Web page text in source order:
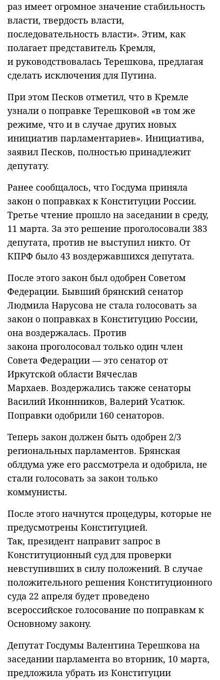
раз имеет огромное значение стабильность
власти, твердость власти,
последовательность власти». Этим, как
полагает представитель Кремля,
и руководствовалась Терешкова, предлагая
сделать исключения для Путина.
При этом Песков отметил, что в Кремле
узнали о поправке Терешковой «в том же
режиме, что и в случае других новых
инициатив парламентариев». Инициатива,
заявил Песков, полностью принадлежит
депутату.
Ранее сообщалось, что Госдума приняла
закон о поправках к Конституции России.
Третье чтение прошло на заседании в среду,
11 марта. За это решение проголосовали 383
депутата, против не выступил никто. От
КПРФ было 43 воздержавшихся депутата.
После этого закон был одобрен Советом
Федерации. Бывший брянский сенатор
Людмила Нарусова не стала голосовать за
закон о поправках в Конституцию России,
она воздержалась. Против
закона проголосовал только один член
Совета Федерации — это сенатор от
Иркутской области Вячеслав
Мархаев. Воздержались также сенаторы
Василий Иконнников, Валерий Усатюк.
Поправки одобрили 160 сенаторов.
Теперь закон должен быть одобрен 2/3
региональных парламентов. Брянская
облдума уже его рассмотрела и одобрила, не
стали голосовать за закон только
коммунисты.
После этого начнутся процедуры, которые не
предусмотрены Конституцией.
Так, президент направит запрос в
Конституционный суд для проверки
невступивших в силу положений. В случае
положительного решения Конституционного
суда 22 апреля будет проведено
всероссийское голосование по поправкам к
Основному закону.
Депутат Госдумы Валентина Терешкова на
заседании парламента во вторник, 10 марта,
предложила убрать из Конституции